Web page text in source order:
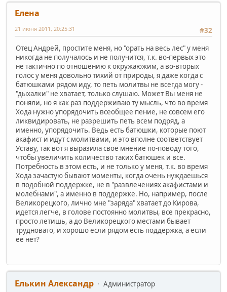
Елена
#32
21 июня 2011, 20:25:31
Отец Андрей, простите меня, но "орать на весь лес" у меня
никогда не получалось и не получится, т.к. во-первых это
не тактично по отношению к окружаюжим, а во-вторых
голос у меня довольно тихий от природы, я даже когда с
батюшками рядом иду, то петь молитвы не всегда могу -
"дыхалки" не хватает, только слушаю. Может Вы меня не
поняли, но я как раз поддерживаю ту мысль, что во время
Хода нужно упорядочить всеобщее пение, не совсем его
ликвидировать, не разрешить петь всем подряд, а
именно, упорядочить. Ведь есть батюшки, которые поют
акафист и идут с молитвами, и это вполне соответствует
Уставу, так вот я выразила свое мнение по-поводу того,
чтобы увеличить количество таких батюшек и все.
Потребность в этом есть, и не только у меня, т.к. во время
Хода зачастую бывают моменты, когда очень нуждаешься
в подобной поддержке, не в "развлечениях акафистами и
молебнами", а именно в поддержке. Но, например, после
Великорецкого, лично мне "заряда" хватает до Кирова,
идется легче, в голове постоянно молитвы, все прекрасно,
просто летишь, а до Великорецкого местами бывает
трудновато, и хорошо если рядом есть поддержка, а если
ее нет?
Елькин Александр
Администратор